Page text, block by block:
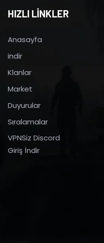
HIZLI LİNKLER
Anasayfa
indir
Klanlar
Market
Duyurular
Sıralamalar
VPNSiz Discord
Giriş İndir